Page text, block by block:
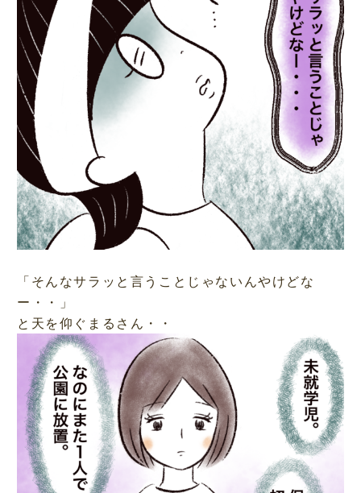
「そんなサラッと言うことじゃないんやけどな
ー・・」
と天を仰ぐまるさん・・